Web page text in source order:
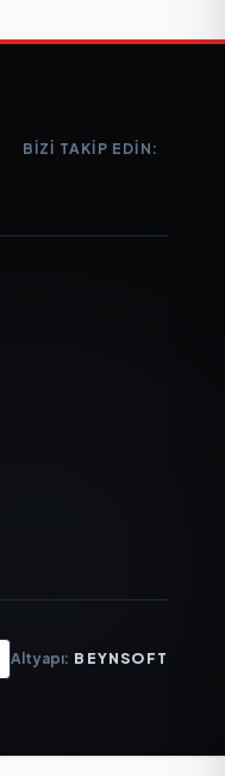
BIZI TAKIP EDIN:
Altyapı: BEYNSOFT